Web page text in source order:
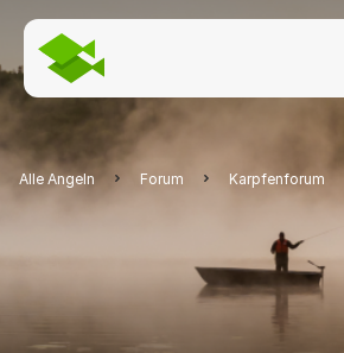
Alle Angeln Forum Karpfenforum